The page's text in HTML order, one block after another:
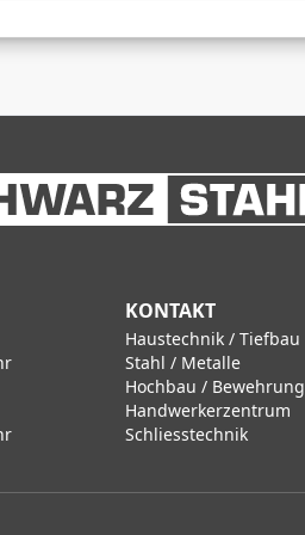
KONTAKT
Haustechnik / Tiefbau
Stahl / Metalle
Hochbau / Bewehrung
Handwerkerzentrum
Schliesstechnik